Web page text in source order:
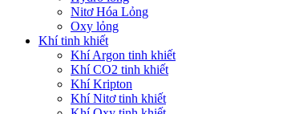
Nitơ Hóa Lỏng
Oxy lỏng
Khí tinh khiết
Khí Argon tinh khiết
Khí CO2 tinh khiết
Khí Kripton
Khí Nitơ tinh khiết